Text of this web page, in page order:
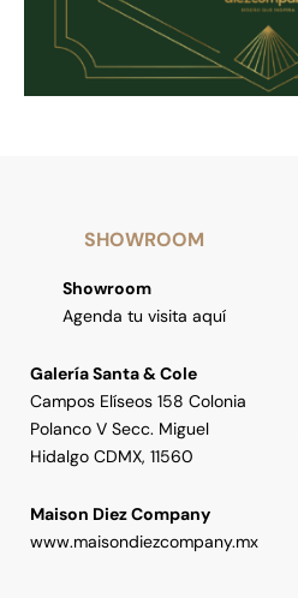
SHOWROOM
Showroom
Agenda tu visita aquí
Galería Santa & Cole
Campos Elíseos 158 Colonia
Polanco V Secc. Miguel
Hidalgo CDMX, 11560
Maison Diez Company
www.maisondiezcompany.mx